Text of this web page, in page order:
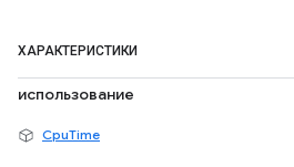
ХАРАКТЕРИСТИКИ
использование
CpuTime